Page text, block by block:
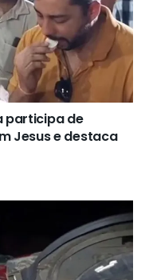
participa de
Jesus e destaca